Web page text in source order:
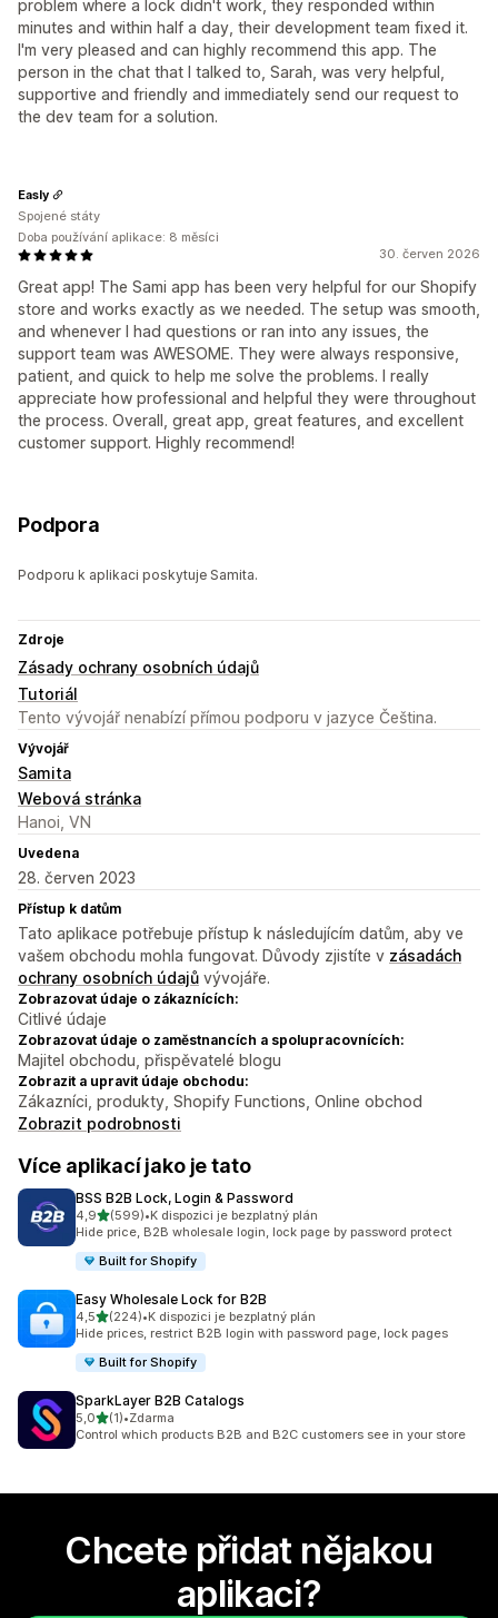
problem where a lock didn't work, they responded within
minutes and within half a day, their development team fixed it.
I'm very pleased and can highly recommend this app. The
person in the chat that I talked to, Sarah, was very helpful,
supportive and friendly and immediately send our request to
the dev team for a solution.
30. červen 2026
Great app! The Sami app has been very helpful for our Shopify
store and works exactly as we needed. The setup was smooth,
and whenever I had questions or ran into any issues, the
support team was AWESOME. They were always responsive,
patient, and quick to help me solve the problems. I really
appreciate how professional and helpful they were throughout
the process. Overall, great app, great features, and excellent
customer support. Highly recommend!
Easly
Spojené státy
Doba používání aplikace: 8 měsíci
Podpora
Podporu k aplikaci poskytuje Samita.
Zdroje
Zásady ochrany osobních údajů
Tutoriál
Tento vývojář nenabízí přímou podporu v jazyce Čeština.
Vývojář
Samita
Webová stránka
Hanoi, VN
Uvedena
28. červen 2023
Přístup k datům
Tato aplikace potřebuje přístup k následujícím datům, aby ve
vašem obchodu mohla fungovat. Důvody zjistíte v zásadách
ochrany osobních údajů vývojáře.
Zobrazovat údaje o zákaznících:
Citlivé údaje
Zobrazovat údaje o zaměstnancích a spolupracovnících:
Majitel obchodu, přispěvatelé blogu
Zobrazit a upravit údaje obchodu:
Zákazníci, produkty, Shopify Functions, Online obchod
Zobrazit podrobnosti
Více aplikací jako je tato
BSS B2B Lock, Login & Password
4,9z 5 hvězd
(599)
Celkový počet recenzí: 599
•K dispozici je bezplatný plán
Hide price, B2B wholesale login, lock page by password protect
Built for Shopify
Easy Wholesale Lock for B2B
4,5z 5 hvězd
(224)
Celkový počet recenzí: 224
•K dispozici je bezplatný plán
Hide prices, restrict B2B login with password page, lock pages
Built for Shopify
SparkLayer B2B Catalogs
5,0z 5 hvězd
(1)
Celkový počet recenzí: 1
•Zdarma
Control which products B2B and B2C customers see in your store
Chcete přidat nějakou
aplikaci?